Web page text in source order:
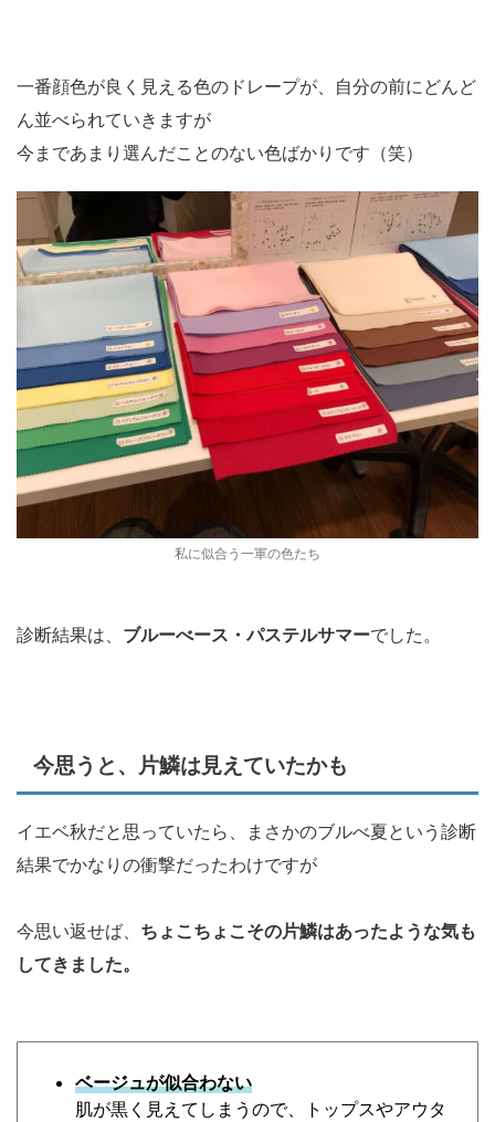
一番顔色が良く見える色のドレープが、自分の前にどんど
ん並べられていきますが
今まであまり選んだことのない色ばかりです（笑）
私に似合う一軍の色たち
診断結果は、 ブルーべース・パステルサマーでした。
今思うと、片鱗は見えていたかも
イエベ秋だと思っていたら、まさかのブルべ夏という診断
結果でかなりの衝撃だったわけですが
今思い返せば、 ちょこちょこその片鱗はあったような気も
してきました。
ベージュが似合わない
肌が黒く見えてしまうので、トップスやアウタ